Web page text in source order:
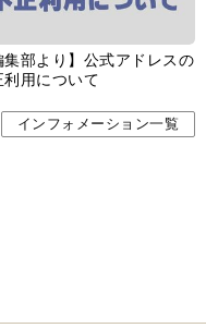
集部より】公式アドレスの
利用について
インフォメーション一覧